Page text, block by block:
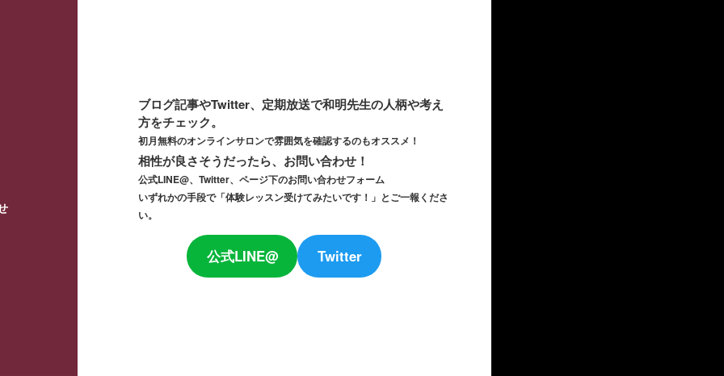
ブログ記事やTwitter、定期放送で和明先生の人柄や考え
方をチェック。
初月無料のオンラインサロンで雰囲気を確認するのもオススメ！
相性が良さそうだったら、お問い合わせ！
公式LINE@、Twitter、ページ下のお問い合わせフォーム
いずれかの手段で「体験レッスン受けてみたいです！」とご一報くださ
い。
公式LINE@ Twitter